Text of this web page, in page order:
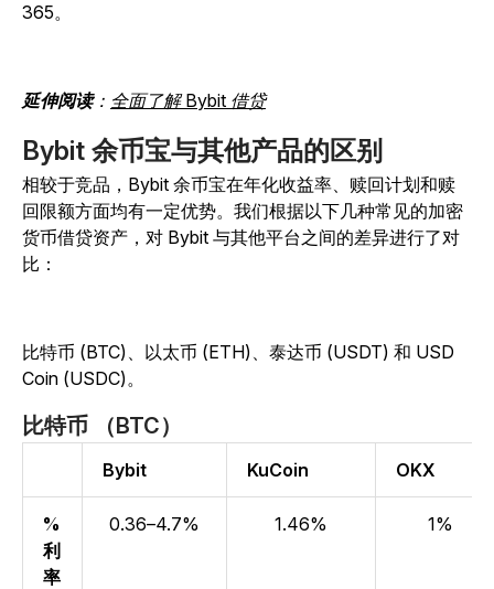
365。
延伸阅读： 全面了解 Bybit 借贷
Bybit 余币宝与其他产品的区别
相较于竞品，Bybit 余币宝在年化收益率、赎回计划和赎
回限额方面均有一定优势。我们根据以下几种常见的加密
货币借贷资产，对 Bybit 与其他平台之间的差异进行了对
比：
比特币 (BTC)、以太币 (ETH)、泰达币 (USDT) 和 USD
Coin (USDC)。
比特币 （BTC）
Bybit KuCoin OKX
%
利
率
0.36–4.7% 1.46% 1%